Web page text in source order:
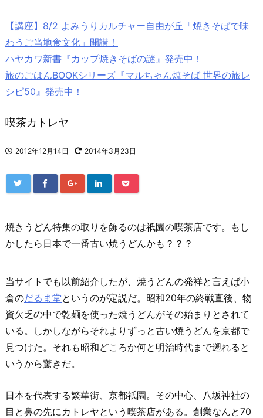
【講座】8/2 よみうりカルチャー自由が丘「焼きそばで味
わうご当地食文化」開講！
ハヤカワ新書『カップ焼きそばの謎』発売中！
旅のごはんBOOKシリーズ『マルちゃん焼そば 世界の旅レ
シピ50』発売中！
喫茶カトレヤ
2012年12月14日 2014年3月23日
焼きうどん特集の取りを飾るのは祇園の喫茶店です。もし
かしたら日本で一番古い焼うどんかも？？？
当サイトでも以前紹介したが、焼うどんの発祥と言えば小
倉のだるま堂というのが定説だ。昭和20年の終戦直後、物
資欠乏の中で乾麺を使った焼うどんがその始まりとされて
いる。しかしながらそれよりずっと古い焼うどんを京都で
見つけた。それも昭和どころか何と明治時代まで遡れると
いうから驚きだ。
日本を代表する繁華街、京都祇園。その中心、八坂神社の
目と鼻の先にカトレヤという喫茶店がある。創業なんと70